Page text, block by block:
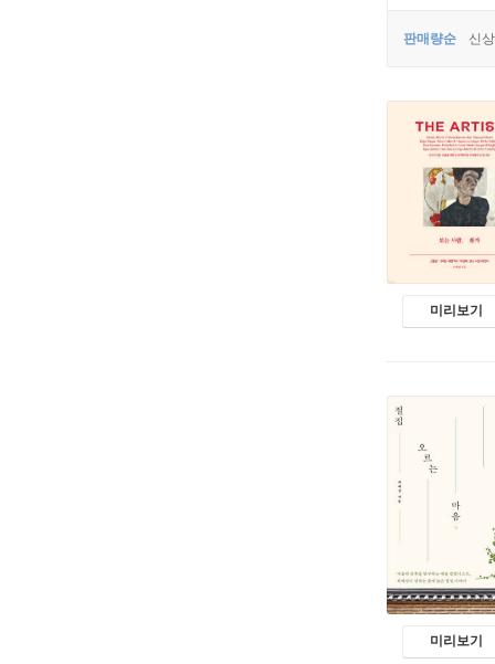
판매량순 신
미리보기
미리보기